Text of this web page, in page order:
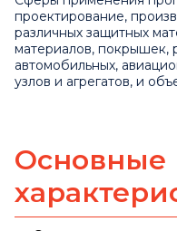
проектирование,
различных защитных
материалов, покрышек,
автомобильных,
узлов и агрегатов, и
Основные